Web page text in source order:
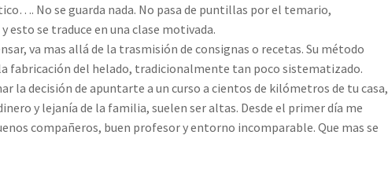
No se guarda nada. No pasa de puntillas por el temario,
esto se traduce en una clase motivada.
va mas allá de la trasmisión de consignas o recetas. Su método
fabricación del helado, tradicionalmente tan poco sistematizado.
la decisión de apuntarte a un curso a cientos de kilómetros de tu casa,
y lejanía de la familia, suelen ser altas. Desde el primer día me
compañeros, buen profesor y entorno incomparable. Que mas se